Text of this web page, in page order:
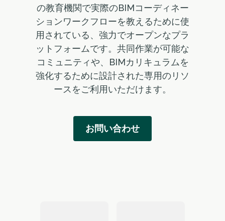
の教育機関で実際のBIMコーディネー
ションワークフローを教えるために使
用されている、強力でオープンなプラ
ットフォームです。共同作業が可能な
コミュニティや、BIMカリキュラムを
強化するために設計された専用のリソ
ースをご利用いただけます。
お問い合わせ